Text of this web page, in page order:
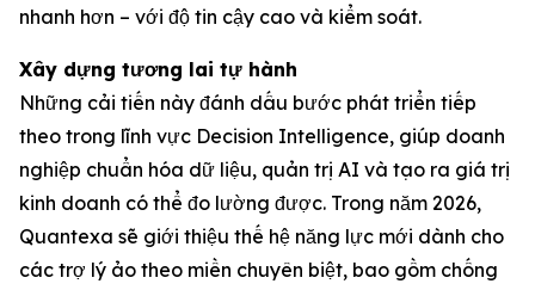
nhanh hơn – với độ tin cậy cao và kiểm soát.
Xây dựng tương lai tự hành
Những cải tiến này đánh dấu bước phát triển tiếp
theo trong lĩnh vực Decision Intelligence, giúp doanh
nghiệp chuẩn hóa dữ liệu, quản trị AI và tạo ra giá trị
kinh doanh có thể đo lường được. Trong năm 2026,
Quantexa sẽ giới thiệu thế hệ năng lực mới dành cho
các trợ lý ảo theo miền chuyên biệt, bao gồm chống